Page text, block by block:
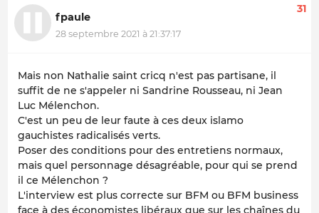
fpaule
28 septembre 2021 à 21:37:17
31
Mais non Nathalie saint cricq n'est pas partisane, il
suffit de ne s'appeler ni Sandrine Rousseau, ni Jean
Luc Mélenchon.
C'est un peu de leur faute à ces deux islamo
gauchistes radicalisés verts.
Poser des conditions pour des entretiens normaux,
mais quel personnage désagréable, pour qui se prend
il ce Mélenchon ?
L'interview est plus correcte sur BFM ou BFM business
face à des économistes libéraux que sur les chaînes du